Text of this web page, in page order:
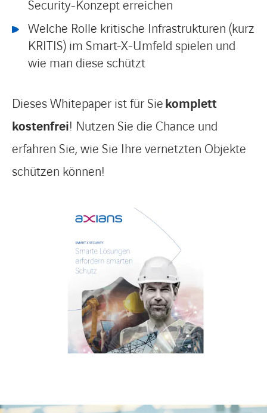
Security-Konzept erreichen
Welche Rolle kritische Infrastrukturen (kurz
KRITIS) im Smart-X-Umfeld spielen und
wie man diese schützt
Dieses Whitepaper ist für Siekomplett
kostenfrei! Nutzen Sie die Chance und
erfahren Sie, wie Sie Ihre vernetzten Objekte
schützen können!